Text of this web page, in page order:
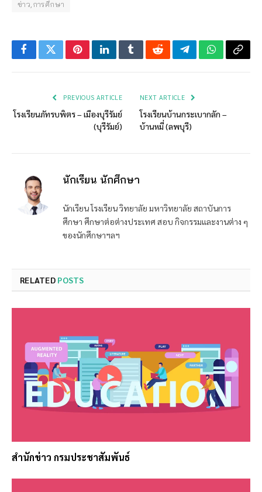
ข่าว,การศึกษา
FacebookTwitterPinterestLinkedInTumblrRedditTelegramWhatsApp
Copy
PREVIOUS ARTICLE
โรงเรียนภัทรบพิตร – เมืองบุรีรัมย์
(บุรีรัมย์)
NEXT ARTICLE
โรงเรียนบ้านกระเบากลัก –
บ้านหมี่ (ลพบุรี)
นักเรียน นักศึกษา
นักเรียน โรงเรียน วิทยาลัย มหาวิทยาลัย สถาบันการ
ศึกษา ศึกษาต่อต่างประเทศ สอบ กิจกรรมและงานต่าง ๆ
ของนักศึกษาฯลฯ
RELATED POSTS
สำนักข่าว กรมประชาสัมพันธ์